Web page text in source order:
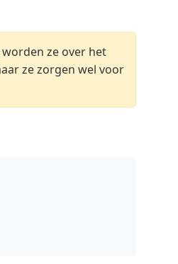
ze over het
ze zorgen wel voor